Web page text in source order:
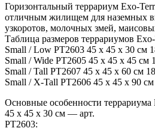
Горизонтальный террариум Exo-
отличным жилищем для наземных
узкоротов, молочных змей,
Таблица размеров террариумов
Small / Low PT2603 45 x 45 x 30 см
Small / Wide PT2605 45 x 45 x 45 см
Small / Tall PT2607 45 x 45 x 60 см
Small / X-Tall PT2606 45 x 45 x 90 см
Основные особенности
45 x 45 x 30 см — арт.
PT2603: